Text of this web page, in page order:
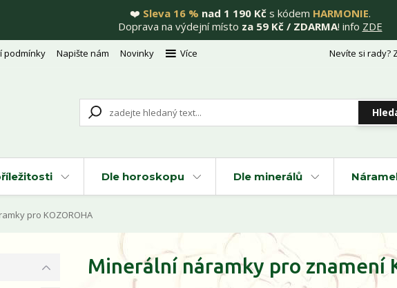
❤️ Sleva 16 % nad 1 190 Kčs kódem HARMONIE.
Doprava na výdejní místo za 59 Kč / ZDARMA! info ZDE
podmínky Napište nám Novinky Více Nevíte si rady?
Dle horoskopu Dle minerálů
pro KOZOROHA
Minerální náramky pro znamení